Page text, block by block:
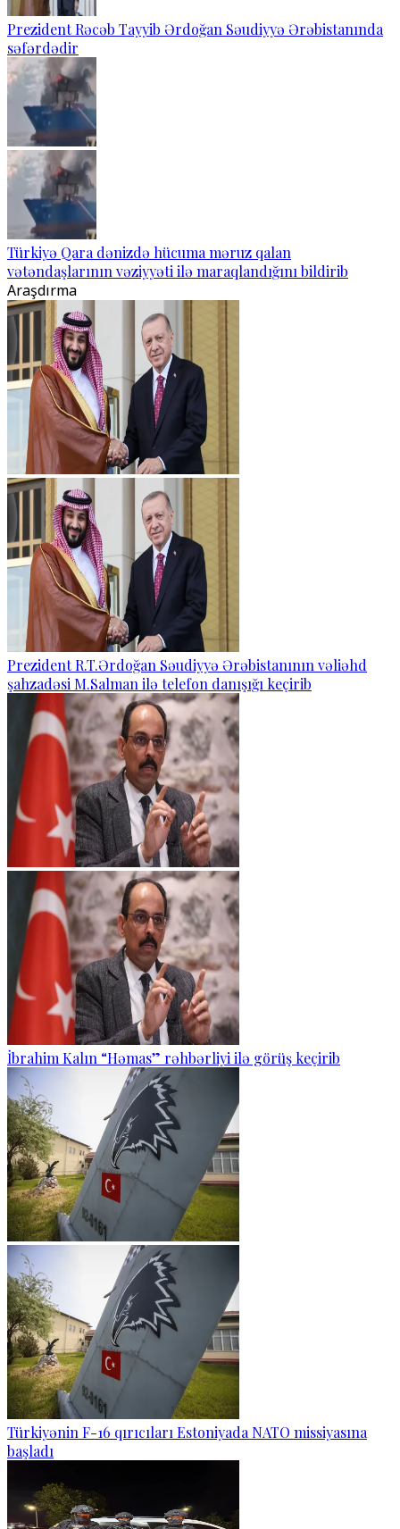
Prezident Rəcəb Tayyib Ərdoğan Səudiyyə Ərəbistanında
səfərdədir
Türkiyə Qara dənizdə hücuma məruz qalan
vətəndaşlarının vəziyyəti ilə maraqlandığını bildirib
Araşdırma
Prezident R.T.Ərdoğan Səudiyyə Ərəbistanının vəliəhd
şahzadəsi M.Salman ilə telefon danışığı keçirib
İbrahim Kalın “Həmas” rəhbərliyi ilə görüş keçirib
Türkiyənin F-16 qırıcıları Estoniyada NATO missiyasına
başladı